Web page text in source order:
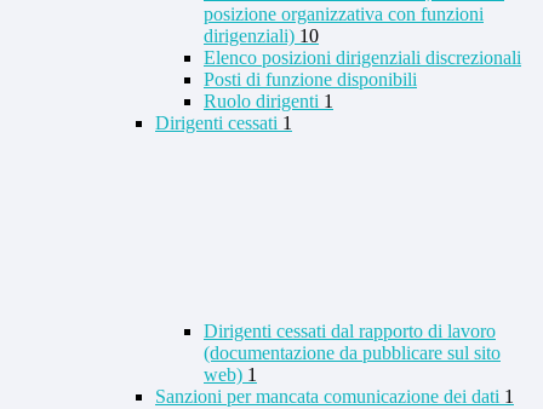
posizione organizzativa con funzioni
dirigenziali) 10
Elenco posizioni dirigenziali discrezionali
Posti di funzione disponibili
Ruolo dirigenti 1
Dirigenti cessati 1
Dirigenti cessati dal rapporto di lavoro
(documentazione da pubblicare sul sito
web) 1
Sanzioni per mancata comunicazione dei dati 1